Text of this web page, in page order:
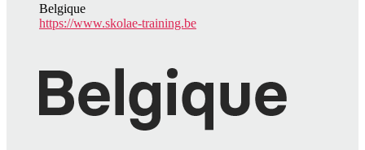
Belgique
https://www.skolae-training.be